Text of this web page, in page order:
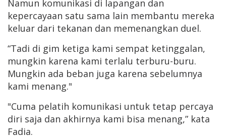
Namun komunikasi di lapangan dan
kepercayaan satu sama lain membantu mereka
keluar dari tekanan dan memenangkan duel.
“Tadi di gim ketiga kami sempat ketinggalan,
mungkin karena kami terlalu terburu-buru.
Mungkin ada beban juga karena sebelumnya
kami menang."
"Cuma pelatih komunikasi untuk tetap percaya
diri saja dan akhirnya kami bisa menang,” kata
Fadia.